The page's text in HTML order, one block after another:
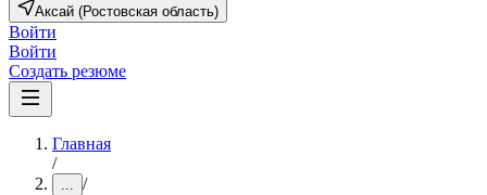
Аксай (Ростовская область)
Войти
Войти
Создать резюме
Главная
/
... /